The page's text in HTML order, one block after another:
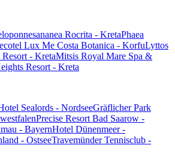
ananea Rocrita - KretaPhaea
Lux Me Costa Botanica - KorfuLyttos
- KretaMitsis Royal Mare Spa &
Resort - Kreta
Sealords - NordseeGräflicher Park
Precise Resort Bad Saarow -
- BayernHotel Dünenmeer -
- OstseeTravemünder Tennisclub -